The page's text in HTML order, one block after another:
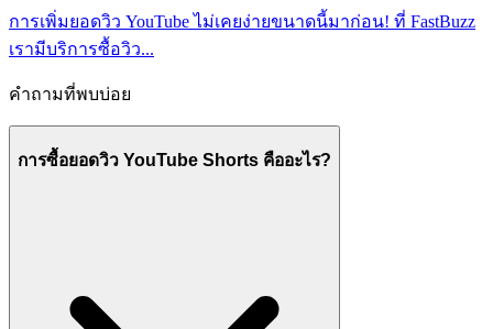
การเพิ่มยอดวิว YouTube ไม่เคยง่ายขนาดนี้มาก่อน! ที่ FastBuzz
เรามีบริการซื้อวิว...
คำถามที่พบบ่อย
การซื้อยอดวิว YouTube Shorts คืออะไร?